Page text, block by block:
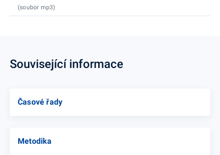
(soubor mp3)
Související informace
Časové řady
Metodika